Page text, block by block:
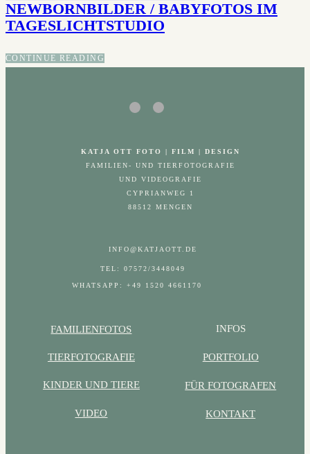
NEWBORNBILDER / BABYFOTOS IM
TAGESLICHTSTUDIO
CONTINUE READING
KATJA OTT FOTO | FILM | DESIGN
FAMILIEN- UND TIERFOTOGRAFIE
UND VIDEOGRAFIE
CYPRIANWEG 1
88512 MENGEN
INFOS
PORTFOLIO
FÜR FOTOGRAFEN
KONTAKT
FAMILIENFOTOS
TIERFOTOGRAFIE
KINDER UND TIERE
VIDEO
INFO@KATJAOTT.DE
TEL: 07572/3448049
WHATSAPP: +49 1520 4661170